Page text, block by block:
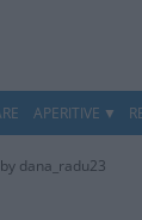
APERITIVE
dana_radu23